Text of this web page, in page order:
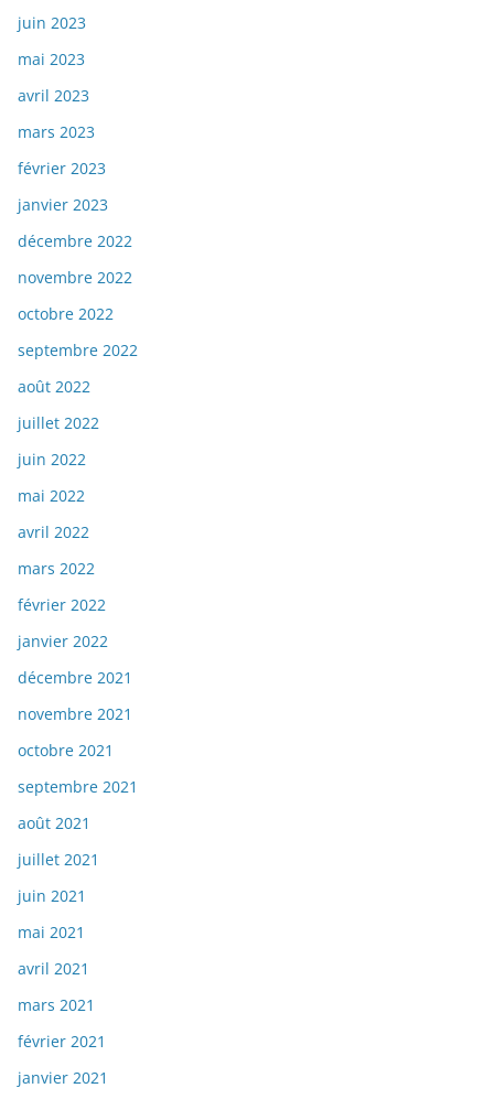
juin 2023
mai 2023
avril 2023
mars 2023
février 2023
janvier 2023
décembre 2022
novembre 2022
octobre 2022
septembre 2022
août 2022
juillet 2022
juin 2022
mai 2022
avril 2022
mars 2022
février 2022
janvier 2022
décembre 2021
novembre 2021
octobre 2021
septembre 2021
août 2021
juillet 2021
juin 2021
mai 2021
avril 2021
mars 2021
février 2021
janvier 2021